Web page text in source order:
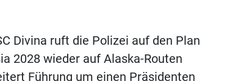
Divina ruft die Polizei auf den Plan
2028 wieder auf Alaska-Routen
Führung um einen Präsidenten